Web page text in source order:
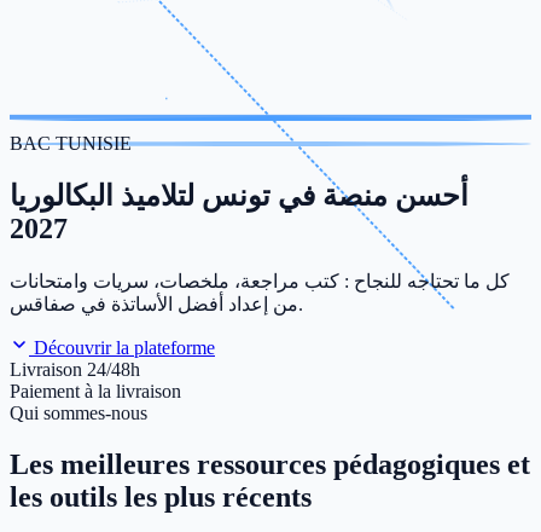
BAC TUNISIE
أحسن منصة في تونس لتلاميذ البكالوريا
2027
كل ما تحتاجه للنجاح : كتب مراجعة، ملخصات، سريات وامتحانات
من إعداد أفضل الأساتذة في صفاقس.
Découvrir la plateforme
Livraison 24/48h
Paiement à la livraison
Qui sommes-nous
Les meilleures ressources pédagogiques et
les outils les plus récents